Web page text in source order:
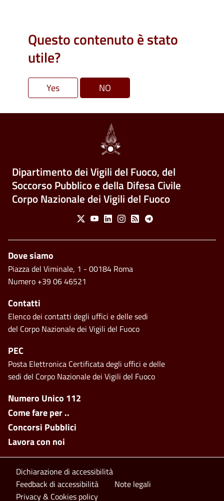
Questo contenuto è stato
utile?
Dipartimento dei Vigili del Fuoco, del
Soccorso Pubblico e della Difesa Civile
Corpo Nazionale dei Vigili del Fuoco
Social Menu
X YoutubeLinkedinInstagram
Feed Telegram
Footer side menu
Numero Unico 112
Come fare per ..
Concorsi Pubblici
Lavora con noi
Piè di pagina
Dove siamo
Piazza del Viminale, 1 - 00184 Roma
Numero +39 06 46521
Contatti
Elenco dei contatti degli uffici e delle sedi
del Corpo Nazionale dei Vigili del Fuoco
PEC
Posta Elettronica Certificata degli uffici e delle
sedi del Corpo Nazionale dei Vigili del Fuoco
Footer bottom
Dichiarazione di accessibilità
Feedback di accessibilità
Note legali
Privacy & Cookies policy